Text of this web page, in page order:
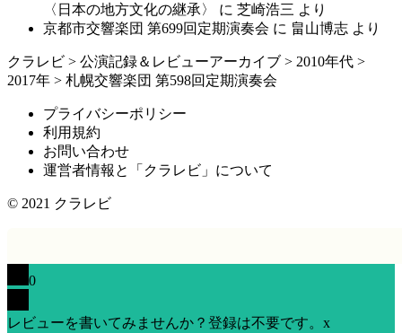
〈日本の地方文化の継承〉
に 芝崎浩三 より
京都市交響楽団 第699回定期演奏会 に 畠山博志 より
クラレビ > 公演記録＆レビューアーカイブ > 2010年代 >
2017年 > 札幌交響楽団 第598回定期演奏会
プライバシーポリシー
利用規約
お問い合わせ
運営者情報と「クラレビ」について
© 2021 クラレビ
0
レビューを書いてみませんか？登録は不要です。 x